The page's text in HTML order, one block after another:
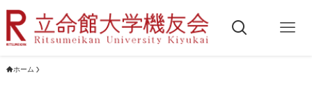
ホーム